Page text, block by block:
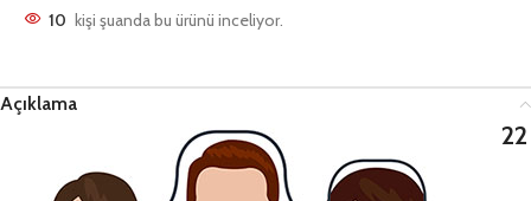
10 kişi şuanda bu ürünü inceliyor.
Açıklama
22